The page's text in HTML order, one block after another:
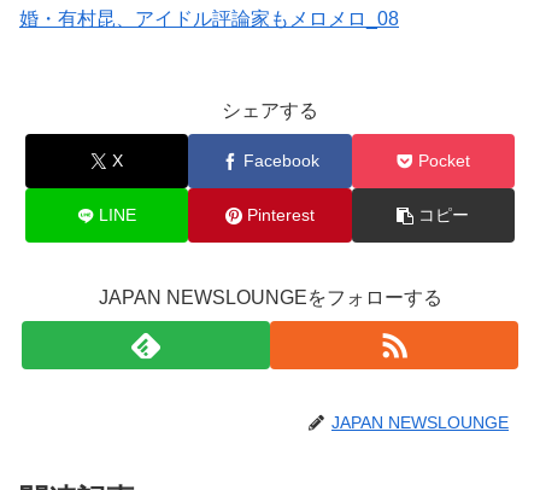
シェアする
X Facebook Pocket
LINE Pinterest コピー
JAPAN NEWSLOUNGEをフォローする
JAPAN NEWSLOUNGE